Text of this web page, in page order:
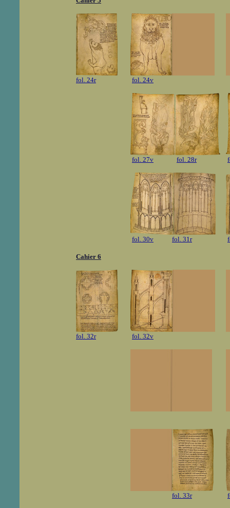
fol. 24r fol. 24v
fol. 27v fol. 28r
fol. 30v fol. 31r
Cahier 6
fol. 32r fol. 32v
fol. 33r